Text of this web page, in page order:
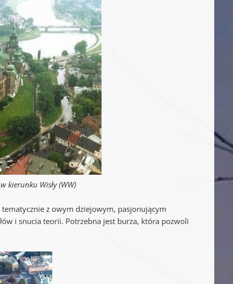
kierunku Wisły (WW)
z owym dziejowym, pasjonującym
i snucia teorii. Potrzebna jest burza, która pozwoli